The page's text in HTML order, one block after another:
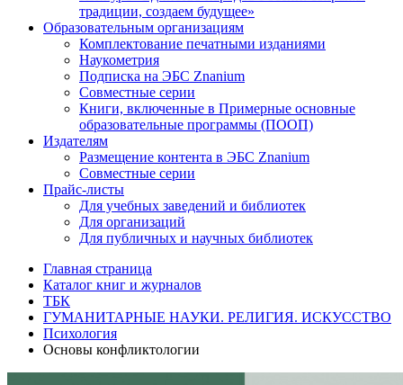
традиции, создаем будущее»
Образовательным организациям
Комплектование печатными изданиями
Наукометрия
Подписка на ЭБС Znanium
Совместные серии
Книги, включенные в Примерные основные
образовательные программы (ПООП)
Издателям
Размещение контента в ЭБС Znanium
Совместные серии
Прайс-листы
Для учебных заведений и библиотек
Для организаций
Для публичных и научных библиотек
Главная страница
Каталог книг и журналов
ТБК
ГУМАНИТАРНЫЕ НАУКИ. РЕЛИГИЯ. ИСКУССТВО
Психология
Основы конфликтологии